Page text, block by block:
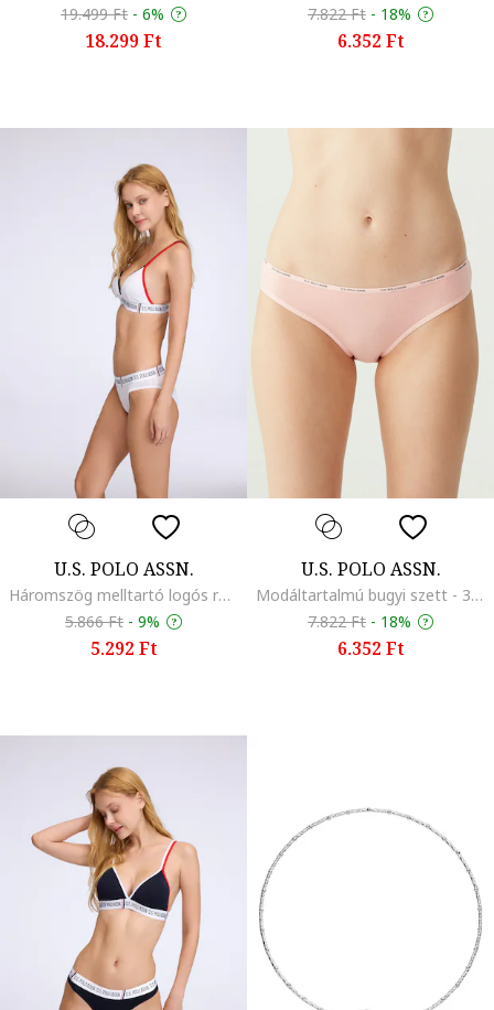
19.499 Ft - 6%
18.299 Ft
7.822 Ft - 18%
6.352 Ft
U.S. POLO ASSN.
Háromszög melltartó logós részlettel, Piros/Fehér/Koptatott fekete
5.866 Ft - 9%
5.292 Ft
U.S. POLO ASSN.
Modáltartalmú bugyi szett - 3 db, Piros/Bézs/Barackszín
7.822 Ft - 18%
6.352 Ft